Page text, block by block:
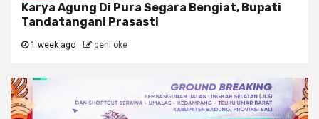
Karya Agung Di Pura Segara Bengiat, Bupati
Tandatangani Prasasti
1 week ago deni oke